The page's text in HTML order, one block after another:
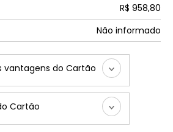
R$ 958,80
Não informado
vantagens do Cartão
Cartão